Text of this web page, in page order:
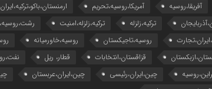
آفریقا،روسیه آمریکا،روسیه،تحریم ارمنستان،باکو،ترکیه،ایران
ترکیه،زلزله ترکیه،زلزله،امنیت
روسیه،تاجیکستان روسیه،خاورمیانه
قزاقستان،انتخابات قطار، ریل
چین،ایران،رئیسی چین،ایران،عربستان